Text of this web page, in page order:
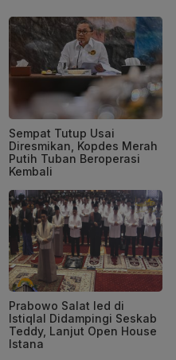
Sempat Tutup Usai
Diresmikan, Kopdes Merah
Putih Tuban Beroperasi
Kembali
Prabowo Salat Ied di
Istiqlal Didampingi Seskab
Teddy, Lanjut Open House
Istana